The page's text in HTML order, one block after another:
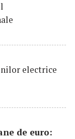
electrice
de euro: